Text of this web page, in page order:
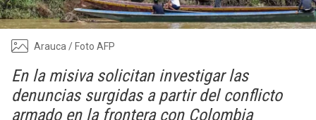
Arauca / Foto AFP
En la misiva solicitan investigar las
denuncias surgidas a partir del conflicto
armado en la frontera con Colombia